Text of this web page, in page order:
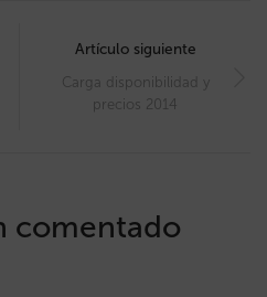
Artículo siguiente
Carga disponibilidad y
precios 2014
comentado